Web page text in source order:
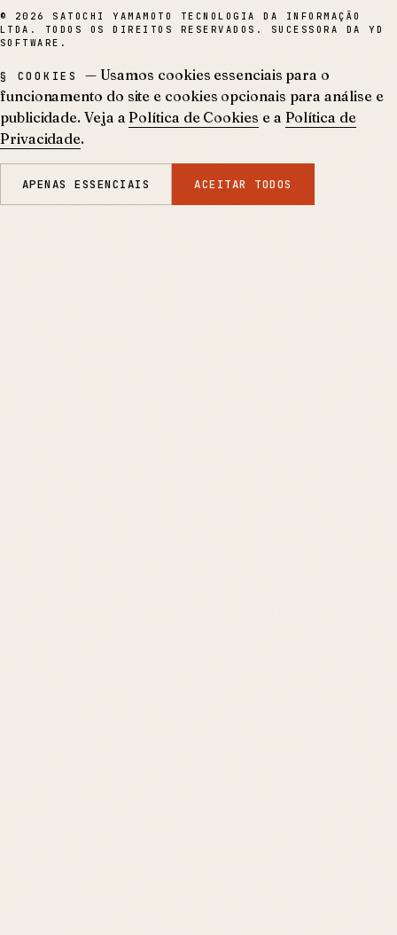
© 2026
SATOCHI YAMAMOTO TECNOLOGIA DA INFORMAÇÃO
LTDA. TODOS OS DIREITOS RESERVADOS. SUCESSORA DA YD
SOFTWARE.
§ COOKIES
— Usamos cookies essenciais para o
funcionamento do site e cookies opcionais para análise e
publicidade. Veja a Política de Cookies e a Política de
Privacidade.
APENAS ESSENCIAIS ACEITAR TODOS